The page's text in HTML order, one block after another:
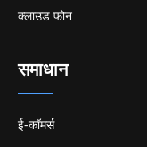
क्लाउड फोन
समाधान
ई-कॉमर्स